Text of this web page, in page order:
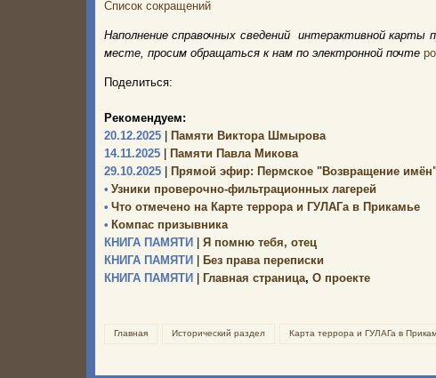
Список сокращений
Наполнение справочных сведений интерактивной
месте, просим обращаться к нам по электронной почте
Поделиться:
Рекомендуем:
20.12.2025
Памяти Виктора Шмырова
14.11.2025
Памяти Павла Микова
29.10.2025
Прямой эфир: Пермское "Возвращение
• Узники проверочно-фильтрационных лагерей
• Что отмечено на Карте террора и ГУЛАГа в Прикамье
• Компас призывника
КНИГА ПАМЯТИ
Я помню тебя, отец
КНИГА ПАМЯТИ
Без права переписки
КНИГА ПАМЯТИ
Главная страница, О проекте
Главная Исторический раздел Карта террора и ГУЛАГа в